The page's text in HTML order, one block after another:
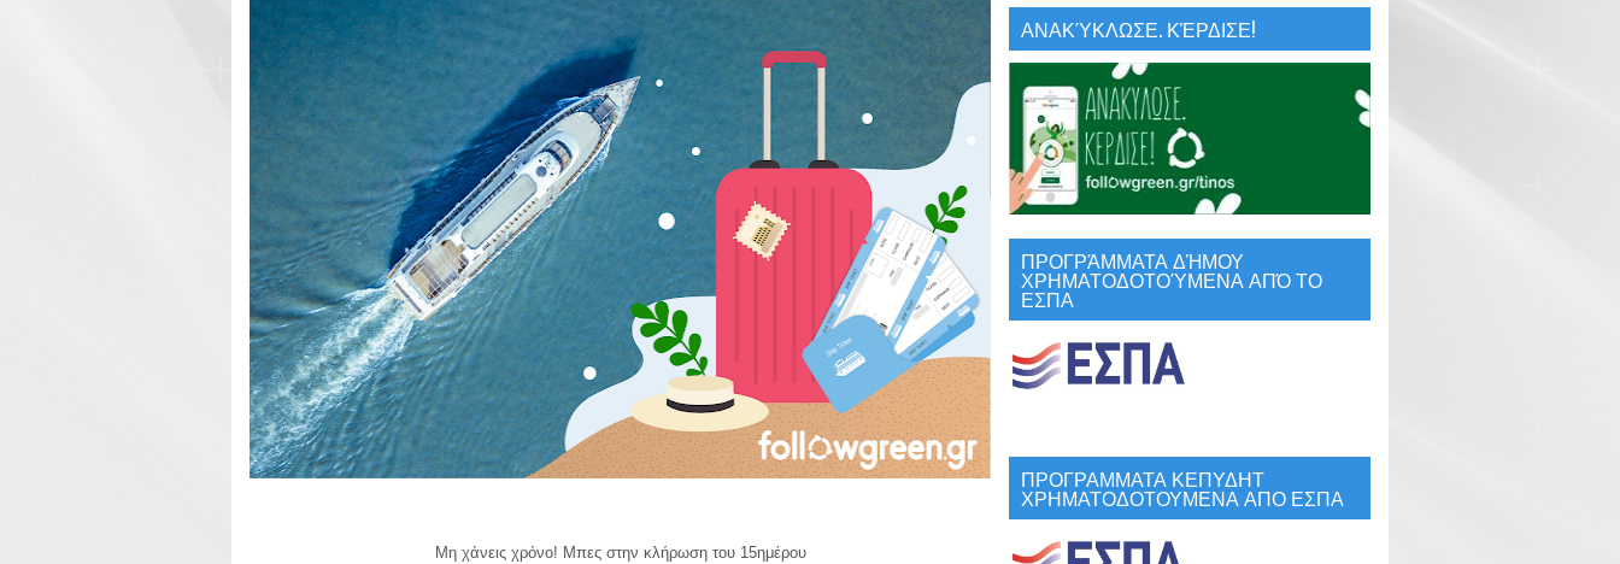
Μη χάνεις χρόνο! Μπες στην κλήρωση του 15ημέρου
ΑΝΑΚΎΚΛΩΣΕ. ΚΈΡΔΙΣΕ!
ΠΡΟΓΡΆΜΜΑΤΑ ΔΉΜΟΥ
ΧΡΗΜΑΤΟΔΟΤΟΎΜΕΝΑ ΑΠΌ ΤΟ
ΕΣΠΑ
ΠΡΟΓΡΑΜΜΑΤΑ ΚΕΠΥΔΗΤ
ΧΡΗΜΑΤΟΔΟΤΟΥΜΕΝΑ ΑΠΟ ΕΣΠΑ